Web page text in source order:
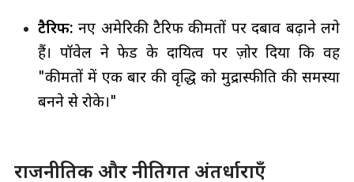
टैरिफ: नए अमेरिकी टैरिफ कीमतों पर दबाव बढ़ाने लगे
हैं। पॉवेल ने फेड के दायित्व पर ज़ोर दिया कि वह
"कीमतों में एक बार की वृद्धि को मुद्रास्फीति की समस्या
बनने से रोके।"
राजनीतिक और नीतिगत अंतर्धाराएँ